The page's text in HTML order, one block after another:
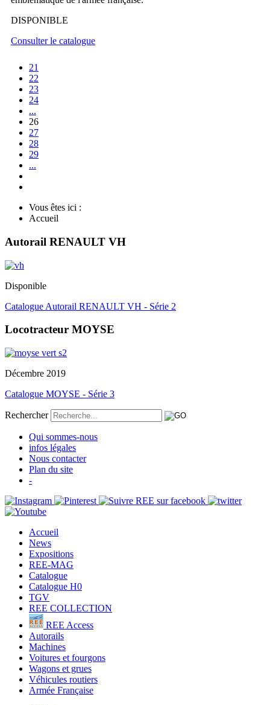
DISPONIBLE
Consulter le catalogue
21
22
23
24
...
26
27
28
29
...
Vous êtes ici :
Accueil
Autorail RENAULT VH
Disponible
Catalogue Autorail RENAULT VH - Série 2
Locotracteur MOYSE
Décembre 2019
Catalogue MOYSE - Série 3
Rechercher
Qui sommes-nous
infos légales
Nous contacter
Plan du site
-
Accueil
News
Expositions
REE-MAG
Catalogue
Catalogue H0
TGV
REE COLLECTION
REE Access
Autorails
Machines
Voitures et fourgons
Wagons et grues
Véhicules routiers
Armée Française